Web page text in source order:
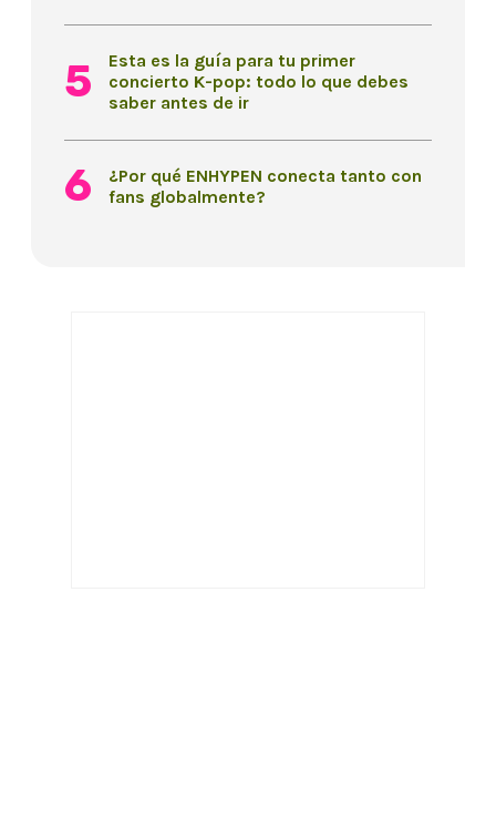
Esta es la guía para tu primer
concierto K-pop: todo lo que debes
saber antes de ir
¿Por qué ENHYPEN conecta tanto con
fans globalmente?